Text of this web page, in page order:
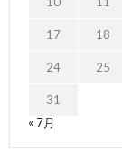
17 18
24 25
31
« 7月